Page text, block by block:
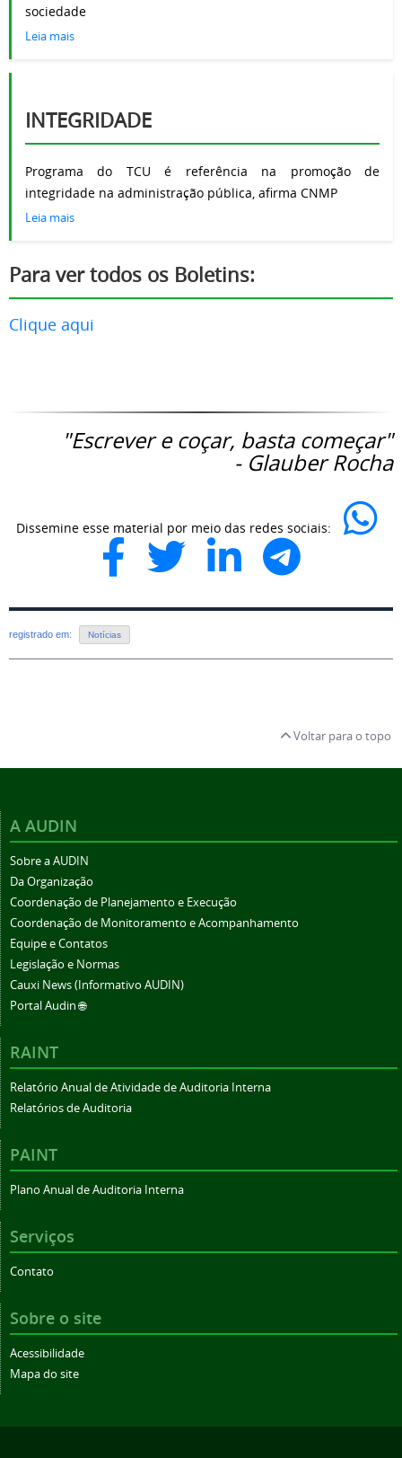
sociedade
Leia mais
INTEGRIDADE
Programa do TCU é referência na promoção de
integridade na administração pública, afirma CNMP
Leia mais
Para ver todos os Boletins:
Clique aqui
"Escrever e coçar, basta começar"
- Glauber Rocha
Dissemine esse material por meio das redes sociais:
registrado em: Notícias
Voltar para o topo
A AUDIN
Sobre a AUDIN
Da Organização
Coordenação de Planejamento e Execução
Coordenação de Monitoramento e Acompanhamento
Equipe e Contatos
Legislação e Normas
Cauxi News (Informativo AUDIN)
Portal Audin 🌐
RAINT
Relatório Anual de Atividade de Auditoria Interna
Relatórios de Auditoria
PAINT
Plano Anual de Auditoria Interna
Serviços
Contato
Sobre o site
Acessibilidade
Mapa do site